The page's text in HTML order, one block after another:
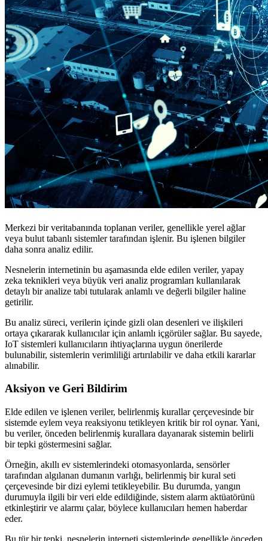
Merkezi bir veritabanında toplanan veriler, genellikle yerel ağlar
veya bulut tabanlı sistemler tarafından işlenir. Bu işlenen bilgiler
daha sonra analiz edilir.
Nesnelerin internetinin bu aşamasında elde edilen veriler, yapay
zeka teknikleri veya büyük veri analiz programları kullanılarak
detaylı bir analize tabi tutularak anlamlı ve değerli bilgiler haline
getirilir.
Bu analiz süreci, verilerin içinde gizli olan desenleri ve ilişkileri
ortaya çıkararak kullanıcılar için anlamlı içgörüler sağlar. Bu sayede,
IoT sistemleri kullanıcıların ihtiyaçlarına uygun önerilerde
bulunabilir, sistemlerin verimliliği artırılabilir ve daha etkili kararlar
alınabilir.
Aksiyon ve Geri Bildirim
Elde edilen ve işlenen veriler, belirlenmiş kurallar çerçevesinde bir
sistemde eylem veya reaksiyonu tetikleyen kritik bir rol oynar. Yani,
bu veriler, önceden belirlenmiş kurallara dayanarak sistemin belirli
bir tepki göstermesini sağlar.
Örneğin, akıllı ev sistemlerindeki otomasyonlarda, sensörler
tarafından algılanan dumanın varlığı, belirlenmiş bir kural seti
çerçevesinde bir dizi eylemi tetikleyebilir. Bu durumda, yangın
durumuyla ilgili bir veri elde edildiğinde, sistem alarm aktüatörünü
etkinleştirir ve alarmı çalar, böylece kullanıcıları hemen haberdar
eder.
Bu tür bir tepki, nesnelerin interneti sistemlerinde genellikle önceden